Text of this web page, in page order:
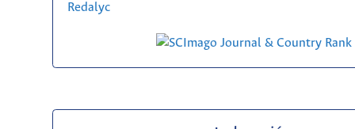
Redalyc